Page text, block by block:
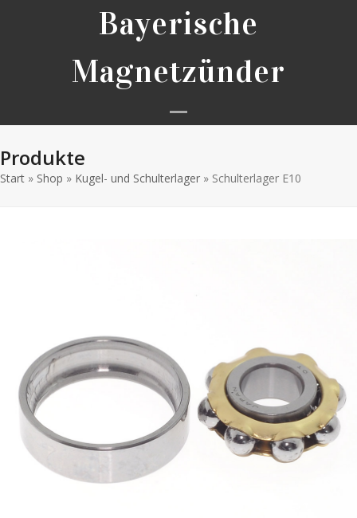
Bayerische
Magnetzünder
Open
menu
Close
menu
Produkte
Start » Shop » Kugel- und Schulterlager » Schulterlager E10